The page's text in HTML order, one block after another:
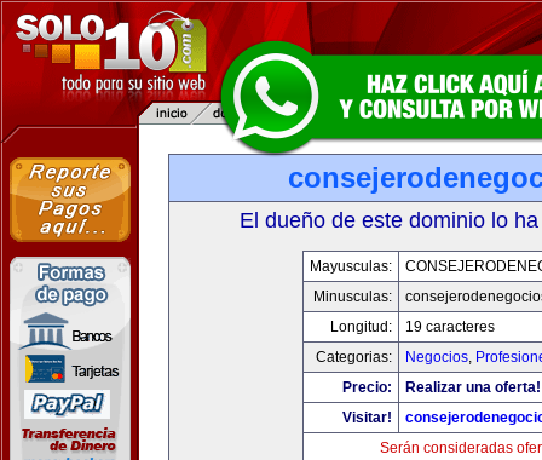
El dueño de este dominio lo
Mayusculas:
Minusculas:
Longitud:
19 caracteres
Categorias:
Negocios,
Precio:
Realizar una oferta!
Visitar!
Serán consideradas